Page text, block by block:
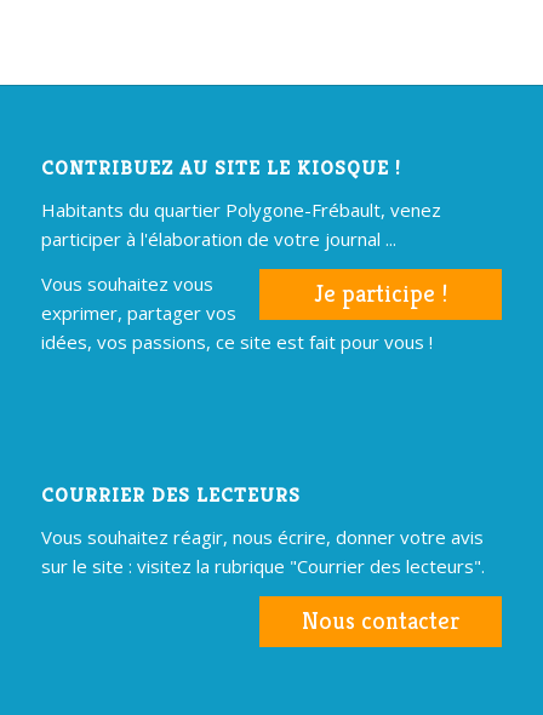
CONTRIBUEZ AU SITE LE KIOSQUE !
Habitants du quartier Polygone-Frébault, venez
participer à l'élaboration de votre journal ...
Je participe !
Vous souhaitez vous
exprimer, partager vos
idées, vos passions, ce site est fait pour vous !
COURRIER DES LECTEURS
Vous souhaitez réagir, nous écrire, donner votre avis
sur le site : visitez la rubrique "Courrier des lecteurs".
Nous contacter